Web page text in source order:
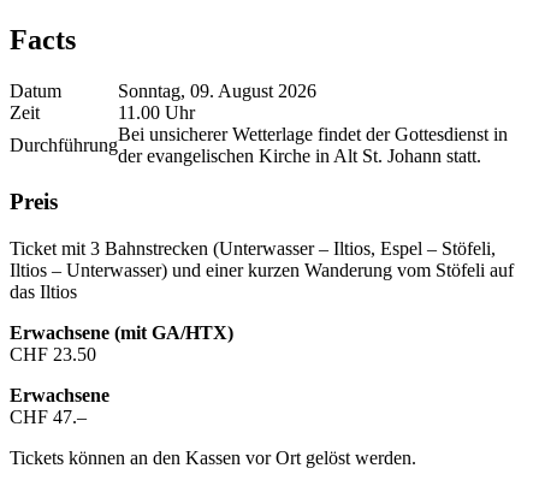
Facts
Datum
Sonntag, 09. August 2026
Zeit
11.00 Uhr
Durchführung
Bei unsicherer Wetterlage findet der Gottesdienst in
der evangelischen Kirche in Alt St. Johann statt.
Preis
Ticket mit 3 Bahnstrecken (Unterwasser – Iltios, Espel – Stöfeli,
Iltios – Unterwasser) und einer kurzen Wanderung vom Stöfeli auf
das Iltios
Erwachsene (mit GA/HTX)
CHF 23.50
Erwachsene
CHF 47.–
Tickets können an den Kassen vor Ort gelöst werden.